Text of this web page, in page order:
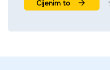
Cijenim to